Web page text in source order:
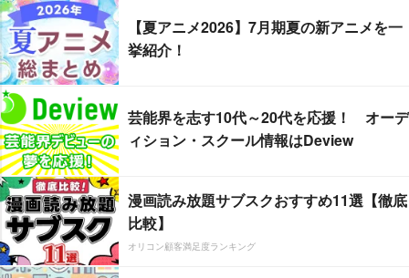
【夏アニメ2026】7月期夏の新アニメを一
挙紹介！
芸能界を志す10代～20代を応援！ オーデ
ィション・スクール情報はDeview
漫画読み放題サブスクおすすめ11選【徹底
比較】
オリコン顧客満足度ランキング